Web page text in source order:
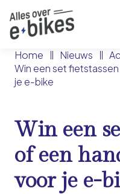
Home Nieuws
Win een set
je e-bike
Win een
of een
voor je e-